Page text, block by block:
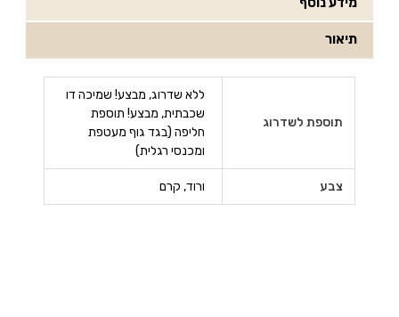
תיאור
תוספת לשדרוג
ללא שדרוג, מבצע! שמיכה דו
שכבתית, מבצע! תוספת
חליפה (בגד גוף מעטפת
ומכנסי רגלית)
צבע ורוד, קרם